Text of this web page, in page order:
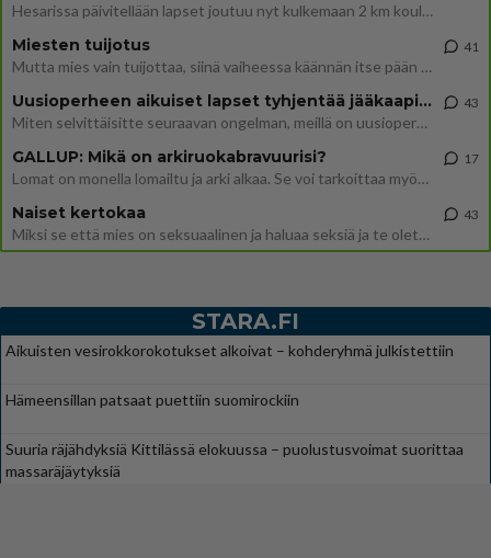
Hesarissa päivitellään lapset joutuu nyt kulkemaan 2 km kouluun jösses. Ruostefillarilla tuo matka menee vaikka miten äk
Miesten tuijotus
Mutta mies vain tuijottaa, siinä vaiheessa käännän itse pään pois. Mikä juttu? Yleensä jos joku tuijottaa tai katsoo, hä
41
Uusioperheen aikuiset lapset tyhjentää jääkaapin käydessään
Miten selvittäisitte seuraavan ongelman, meillä on uusioperhe, minulla teini-ikäiset lapset ja puolisolla aikuiset, jotk
43
GALLUP: Mikä on arkiruokabravuurisi?
Lomat on monella lomailtu ja arki alkaa. Se voi tarkoittaa myös sitä, että grillailut on grillattu ja palataan arjen ruo
17
Naiset kertokaa
Miksi se että mies on seksuaalinen ja haluaa seksiä ja te olette hänen mielestänne haluttava on vastenmielistä? Mikä sii
43
STARA.FI
Aikuisten vesirokkorokotukset alkoivat – kohderyhmä julkistettiin
Hämeensillan patsaat puettiin suomirockiin
Suuria räjähdyksiä Kittilässä elokuussa – puolustusvoimat suorittaa
massaräjäytyksiä